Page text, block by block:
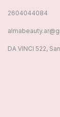
2604044084
DA VINCI 522,